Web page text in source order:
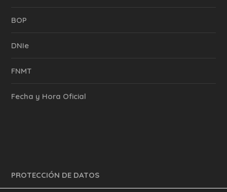
BOP
DNIe
FNMT
Fecha y Hora Oficial
PROTECCIÓN DE DATOS